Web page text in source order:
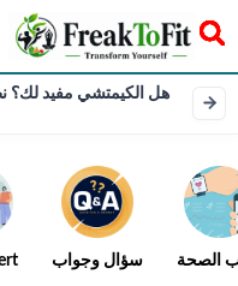
سخر
هل الكيمتشي مفيد لك؟
سؤال وجواب الصحة